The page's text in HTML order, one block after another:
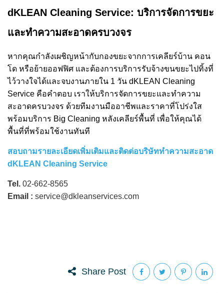
dKLEAN Cleaning Service: บริการจัดการขยะ
และทำความสะอาดครบวงจร
หากคุณกำลังเผชิญหน้ากับกองขยะจากการเคลียร์บ้าน คอน
โด หรือย้ายออฟฟิศ และต้องการบริการรับจ้างขนขยะไปทิ้งที่
ไว้วางใจได้และจบงานภายใน 1 วัน dKLEAN Cleaning
Service คือคำตอบ เราให้บริการจัดการขยะและทำความ
สะอาดครบวงจร ด้วยทีมงานมืออาชีพและราคาที่โปร่งใส
พร้อมบริการ Big Cleaning หลังเคลียร์พื้นที่ เพื่อให้คุณได้
พื้นที่ที่พร้อมใช้งานทันที
สอบถามรายละเอียดเพิ่มเติมและติดต่อบริษัททำความสะอาด
dKLEAN Cleaning Service
Tel. 02-662-8565
Email : service@dkleanservices.com
Share Post